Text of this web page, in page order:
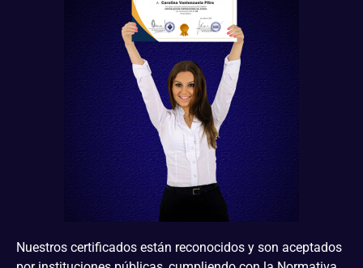
Nuestros certificados están reconocidos y son aceptados